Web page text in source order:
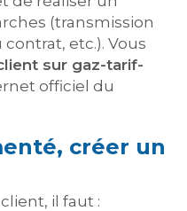
(transmission
etc.). Vous
sur gaz-tarif-
officiel du
créer un
il faut :